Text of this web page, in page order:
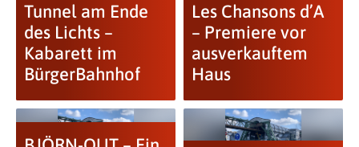
Tunnel am Ende
des Lichts –
Kabarett im
BürgerBahnhof
Les Chansons d’A
– Premiere vor
ausverkauftem
Haus